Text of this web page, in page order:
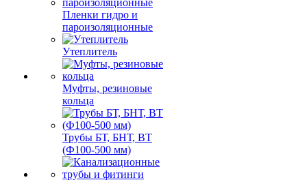
Пленки гидро и
пароизоляционные
Утеплитель
Муфты, резиновые
кольца
Трубы БТ, БНТ, ВТ
(Ф100-500 мм)